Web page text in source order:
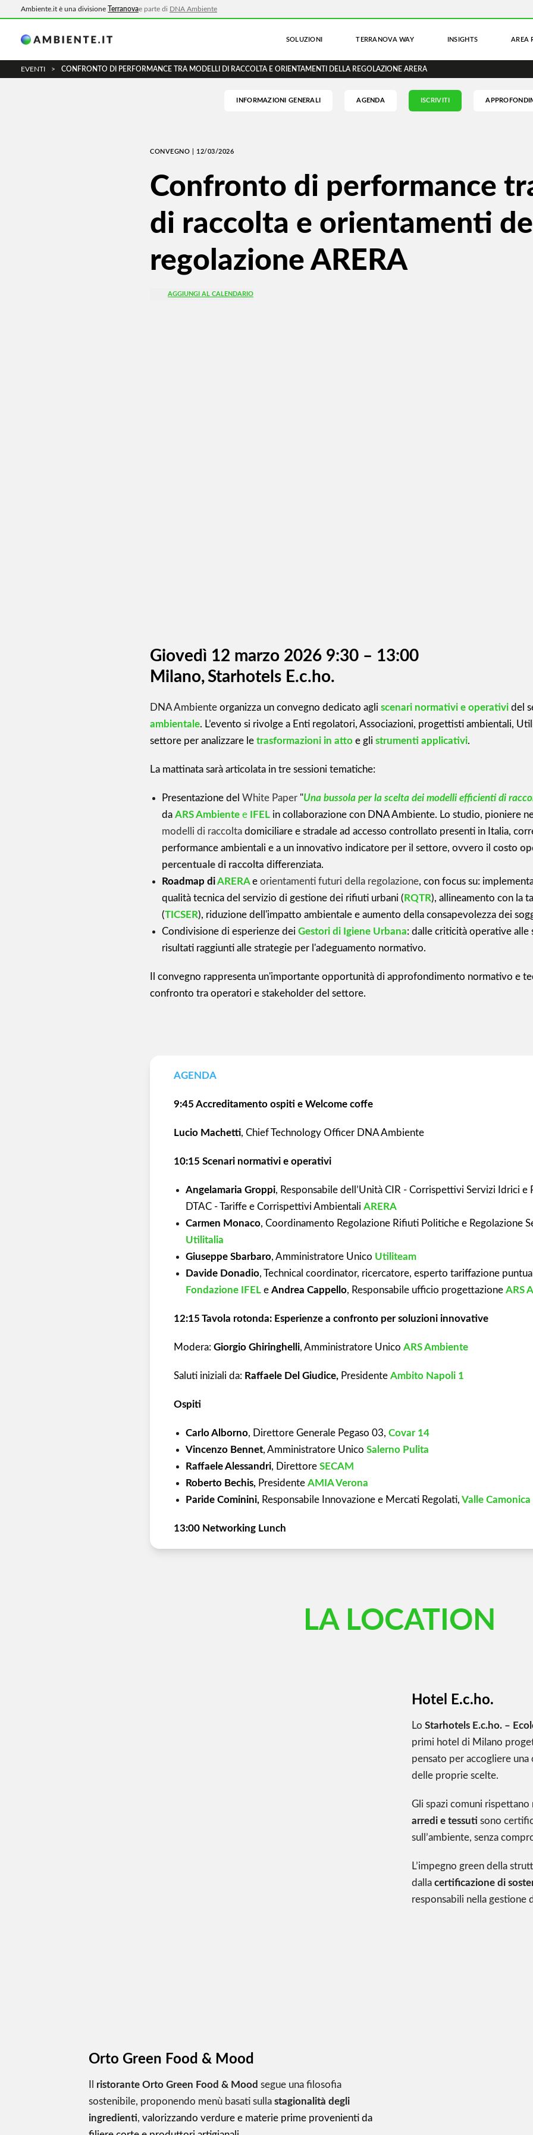
Ambiente.it è una divisione Terranovae parte di DNA Ambiente
SOLUZIONI TERRANOVA WAY INSIGHTS AREA
EVENTI > CONFRONTO DI PERFORMANCE TRA MODELLI DI RACCOLTA E ORIENTAMENTI DELLA REGOLAZIONE ARERA
INFORMAZIONI GENERALI AGENDA ISCRIVITI
CONVEGNO | 12/03/2026
Confronto di performance
di raccolta e orientamenti
regolazione ARERA
AGGIUNGI AL CALENDARIO
Giovedì 12 marzo 2026 9:30 – 13:00
Milano,Starhotels E.c.ho.
DNA Ambiente organizza un convegno dedicato agli scenari normativi e operativi del
ambientale. L’evento si rivolge a Enti regolatori, Associazioni, progettisti ambientali,
settore per analizzare le trasformazioni in atto e gli strumenti applicativi.
La mattinata sarà articolata in tre sessioni tematiche:
Presentazione del White Paper "Una bussola per la scelta dei modelli efficienti di
da ARS Ambiente e IFEL in collaborazione con DNA Ambiente. Lo studio, pioniere
modelli di raccolta domiciliare e stradale ad accesso controllato presenti in Italia,
performance ambientali e a un innovativo indicatore per il settore, ovvero il costo
percentuale di raccolta differenziata.
Roadmap diARERA e orientamenti futuri della regolazione, con focus su:
qualità tecnica del servizio di gestione dei rifiuti urbani ( RQTR), allineamento con la
(TICSER), riduzione dell'impatto ambientale e aumento della consapevolezza dei
Condivisione di esperienze dei Gestori di Igiene Urbana: dalle criticità operative alle
risultati raggiunti alle strategie per l'adeguamento normativo.
Il convegno rappresenta un'importante opportunità di approfondimento normativo e
confronto tra operatori e stakeholder del settore.
AGENDA
9:45 Accreditamento ospiti e Welcome coffe
Lucio Machetti, Chief Technology Officer DNA Ambiente
10:15 Scenari normativi e operativi
Angelamaria Groppi, Responsabile dell’Unità CIR - Corrispettivi Servizi Idrici
DTAC - Tariffe e Corrispettivi Ambientali ARERA
Carmen Monaco, Coordinamento Regolazione Rifiuti Politiche e Regolazione
Utilitalia
Giuseppe Sbarbaro, Amministratore Unico Utiliteam
Davide Donadio, Technical coordinator, ricercatore, esperto tariffazione
Fondazione IFEL e Andrea Cappello, Responsabile ufficio progettazione ARS
12:15 Tavola rotonda: Esperienze a confronto per soluzioni innovative
Modera: Giorgio Ghiringhelli, Amministratore Unico ARS Ambiente
Saluti iniziali da: Raffaele Del Giudice, Presidente Ambito Napoli 1
Ospiti
Carlo Alborno, Direttore Generale Pegaso 03, Covar 14
Vincenzo Bennet, Amministratore Unico Salerno Pulita
Raffaele Alessandri, Direttore SECAM
Roberto Bechis, Presidente AMIA Verona
Paride Cominini, Responsabile Innovazione e Mercati Regolati, Valle Camonica
13:00 Networking Lunch
LA LOCATION
Hotel E.c.ho.
Lo Starhotels E.c.ho. –
primi hotel di Milano
pensato per accogliere
delle proprie scelte.
Gli spazi comuni
arredi e tessutisono
sull’ambiente, senza
L’impegno green della
dalla certificazione di
responsabili nella gestione
Orto Green Food & Mood
ristorante Orto Green Food & Mood segue una filosofia
sostenibile, proponendo menù basati sulla stagionalità degli
ingredienti, valorizzando verdure e materie prime provenienti da